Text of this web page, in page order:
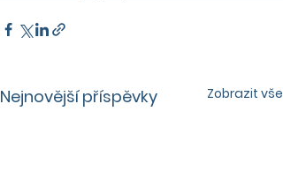
Nejnovější příspěvky Zobrazit vše